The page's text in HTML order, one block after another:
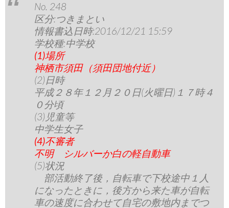
No. 248
区分:つきまとい
情報書込日時:2016/12/21 15:59
学校種:中学校
(1)場所
神栖市須田（須田団地付近）
(2)日時
平成２８年１２月２０日(火曜日)１７時４
０分頃
(3)児童等
中学生女子
(4)不審者
不明 シルバーか白の軽自動車
(5)状況
部活動終了後，自転車で下校途中１人
になったときに，後方から来た車が自転
車の速度に合わせて自宅の敷地内までつ